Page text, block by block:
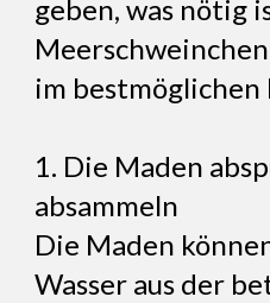
geben, was nötig
im bestmöglichen
1. Die Maden
absammeln
Die Maden
Wasser aus der